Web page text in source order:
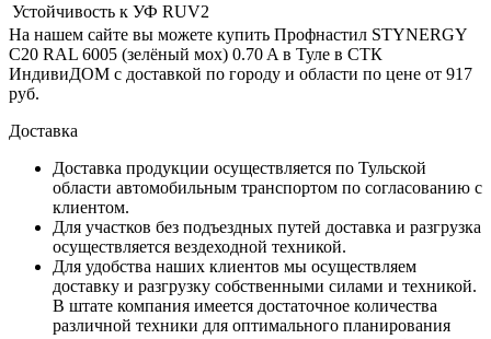
Устойчивость к УФ RUV2
На нашем сайте вы можете купить Профнастил STYNERGY
С20 RAL 6005 (зелёный мох) 0.70 A в Туле в СТК
ИндивиДОМ с доставкой по городу и области по цене от 917
руб.
Доставка
Доставка продукции осуществляется по Тульской
области автомобильным транспортом по согласованию с
клиентом.
Для участков без подъездных путей доставка и разгрузка
осуществляется вездеходной техникой.
Для удобства наших клиентов мы осуществляем
доставку и разгрузку собственными силами и техникой.
В штате компания имеется достаточное количества
различной техники для оптимального планирования